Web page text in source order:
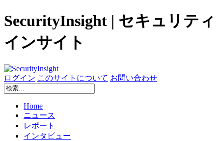
SecurityInsight | セキュリティ
インサイト
ログイン このサイトについて お問い合わせ
Home
ニュース
レポート
インタビュー